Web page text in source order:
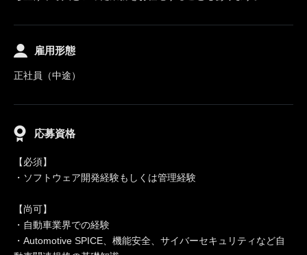
雇用形態
正社員（中途）
応募資格
【必須】
・ソフトウェア開発経験もしくは管理経験
【尚可】
・自動車業界での経験
・Automotive SPICE、機能安全、サイバーセキュリティなど自